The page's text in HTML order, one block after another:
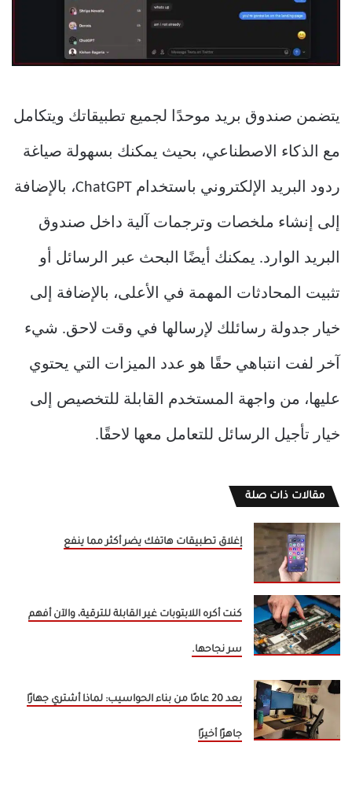
يتضمن صندوق بريد موحدًا لجميع تطبيقاتك ويتكامل
مع الذكاء الاصطناعي، بحيث يمكنك بسهولة صياغة
ردود البريد الإلكتروني باستخدام ChatGPT، بالإضافة
إلى إنشاء ملخصات وترجمات آلية داخل صندوق
البريد الوارد. يمكنك أيضًا البحث عبر الرسائل أو
تثبيت المحادثات المهمة في الأعلى، بالإضافة إلى
خيار جدولة رسائلك لإرسالها في وقت لاحق. شيء
آخر لفت انتباهي حقًا هو عدد الميزات التي يحتوي
عليها، من واجهة المستخدم القابلة للتخصيص إلى
خيار تأجيل الرسائل للتعامل معها لاحقًا.
مقالات ذات صلة
إغلاق تطبيقات هاتفك يضر أكثر مما ينفع
كنت أكره اللابتوبات غير القابلة للترقية، والآن أفهم
سر نجاحها.
بعد 20 عامًا من بناء الحواسيب: لماذا أشتري جهازًا
جاهزًا أخيرًا